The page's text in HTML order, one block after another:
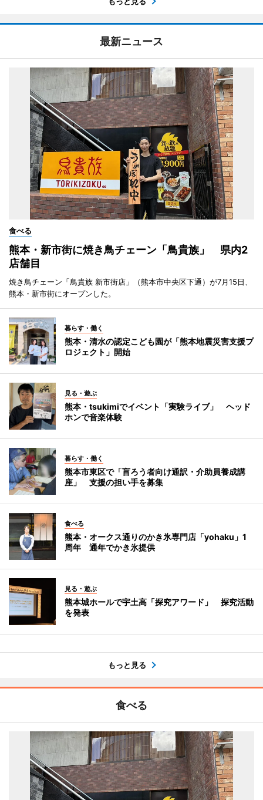
最新ニュース
食べる
熊本・新市街に焼き鳥チェーン「鳥貴族」 県内2
店舗目
焼き鳥チェーン「鳥貴族 新市街店」（熊本市中央区下通）が7月15日、
熊本・新市街にオープンした。
暮らす・働く
熊本・清水の認定こども園が「熊本地震災害支援プ
ロジェクト」開始
見る・遊ぶ
熊本・tsukimiでイベント「実験ライブ」 ヘッド
ホンで音楽体験
暮らす・働く
熊本市東区で「盲ろう者向け通訳・介助員養成講
座」 支援の担い手を募集
食べる
熊本・オークス通りのかき氷専門店「yohaku」1
周年 通年でかき氷提供
見る・遊ぶ
熊本城ホールで宇土高「探究アワード」 探究活動
を発表
もっと見る
食べる